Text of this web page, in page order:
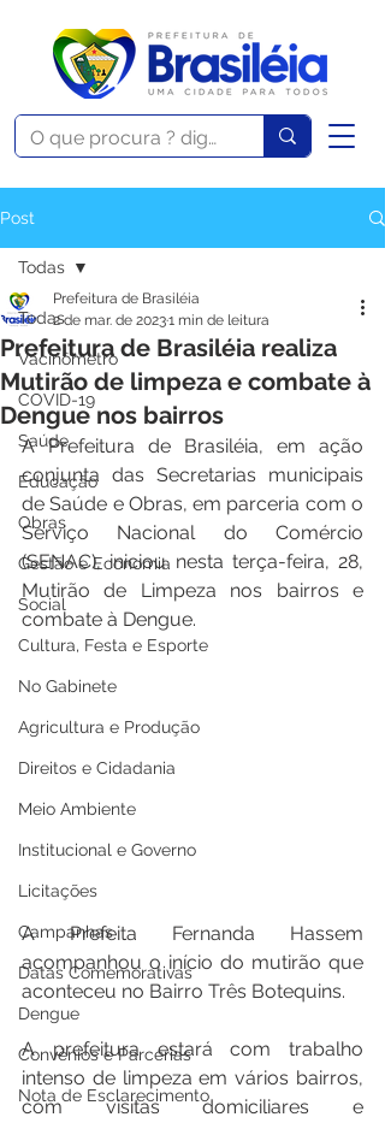
Post
Todas
Vacinômetro
COVID-19
Saúde
Educação
Obras
Gestão e Economia
Social
Cultura, Festa e Esporte
No Gabinete
Agricultura e Produção
Direitos e Cidadania
Meio Ambiente
Institucional e Governo
Licitações
Campanhas
Datas Comemorativas
Dengue
Convênios e Parcerias
Nota de Esclarecimento
Todas
Prefeitura de Brasiléia realiza
Mutirão de limpeza e combate à
Dengue nos bairros
Prefeitura de Brasiléia
2 de mar. de 20231 min de leitura
A Prefeitura de Brasiléia, em ação
conjunta das Secretarias municipais
de Saúde e Obras, em parceria com o
Serviço Nacional do Comércio
(SENAC), iniciou nesta terça-feira, 28,
Mutirão de Limpeza nos bairros e
combate à Dengue.
A Prefeita Fernanda Hassem
acompanhou o início do mutirão que
aconteceu no Bairro Três Botequins.
A prefeitura estará com trabalho
intenso de limpeza em vários bairros,
com visitas domiciliares e